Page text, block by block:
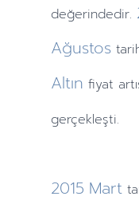
değerindedir.
Ağustos
Altın fiyat
gerçekleşti.
2015 Mart